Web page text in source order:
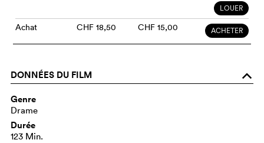
LOUER
Achat CHF 18,50 CHF 15,00 ACHETER
DONNÉES DU FILM o
Genre
Drame
Durée
123 Min.